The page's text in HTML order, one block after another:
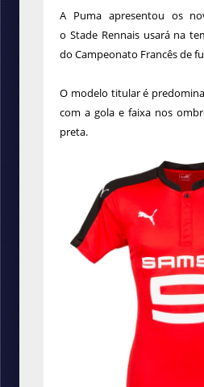
A Puma apresentou os
o Stade Rennaisusará na
do Campeonato Francês de
O modelo titular é
com a gola e faixa nos
preta.